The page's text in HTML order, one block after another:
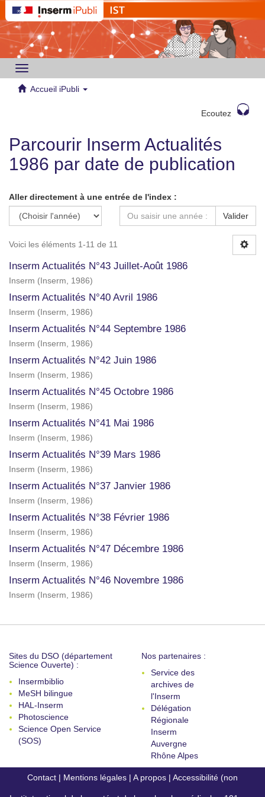
Toggle
navigation
Accueil iPubli
Ecoutez
Parcourir Inserm Actualités
1986 par date de publication
Aller directement à une entrée de l'index :
Valider
Voici les éléments 1-11 de 11
Inserm Actualités N°43 Juillet-Août 1986
Inserm ( Inserm, 1986)
Inserm Actualités N°40 Avril 1986
Inserm ( Inserm, 1986)
Inserm Actualités N°44 Septembre 1986
Inserm ( Inserm, 1986)
Inserm Actualités N°42 Juin 1986
Inserm ( Inserm, 1986)
Inserm Actualités N°45 Octobre 1986
Inserm ( Inserm, 1986)
Inserm Actualités N°41 Mai 1986
Inserm ( Inserm, 1986)
Inserm Actualités N°39 Mars 1986
Inserm ( Inserm, 1986)
Inserm Actualités N°37 Janvier 1986
Inserm ( Inserm, 1986)
Inserm Actualités N°38 Février 1986
Inserm ( Inserm, 1986)
Inserm Actualités N°47 Décembre 1986
Inserm ( Inserm, 1986)
Inserm Actualités N°46 Novembre 1986
Inserm ( Inserm, 1986)
Sites du DSO (département
Science Ouverte) :
Insermbiblio
MeSH bilingue
HAL-Inserm
Photoscience
Science Open Service
(SOS)
Nos partenaires :
Service des
archives de
l'Inserm
Délégation
Régionale
Inserm
Auvergne
Rhône Alpes
Contact | Mentions légales | A propos | Accessibilité (non